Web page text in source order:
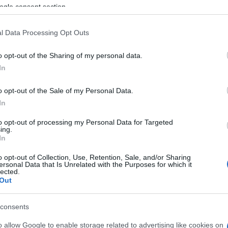
consent section.
Data Processing Opt Outs
opt-out of the Sharing of my personal data.
opt-out of the Sale of my Personal Data.
opt-out of processing my Personal Data for Targeted
opt-out of Collection, Use, Retention, Sale, and/or Sharing
Data that Is Unrelated with the Purposes for which it
allow Google to enable storage related to advertising like cookies on
večinoma šibka burja. Najvišje dnevne temperature bodo
bodo padavine ponehale, do jutra se bo delno
oblačnostjo. Na severovzhodu bodo že
dneva in popoldne možne tudi drugod. Ponekod bo
Najnižje jutranje temperature bodo od 13 do 20, najvišje
Celzija.
naravnega okolja.
na Primorskem bo ponehala. Predvsem jutra bodo